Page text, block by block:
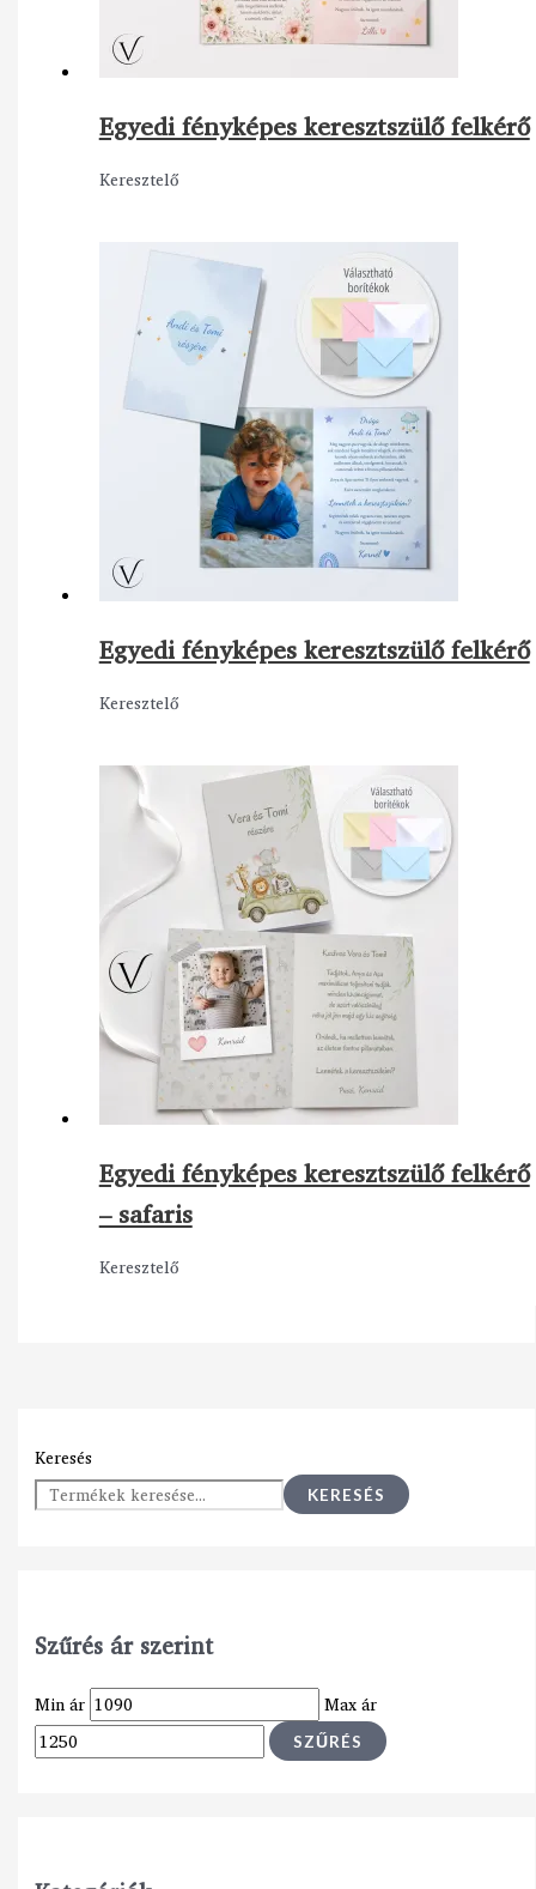
Keresés
KERESÉS
Szűrés ár szerint
Min ár Max ár
SZŰRÉS
Egyedi fényképes keresztszülő felkérő
Keresztelő
Egyedi fényképes keresztszülő felkérő
Keresztelő
Egyedi fényképes keresztszülő felkérő
– safaris
Keresztelő